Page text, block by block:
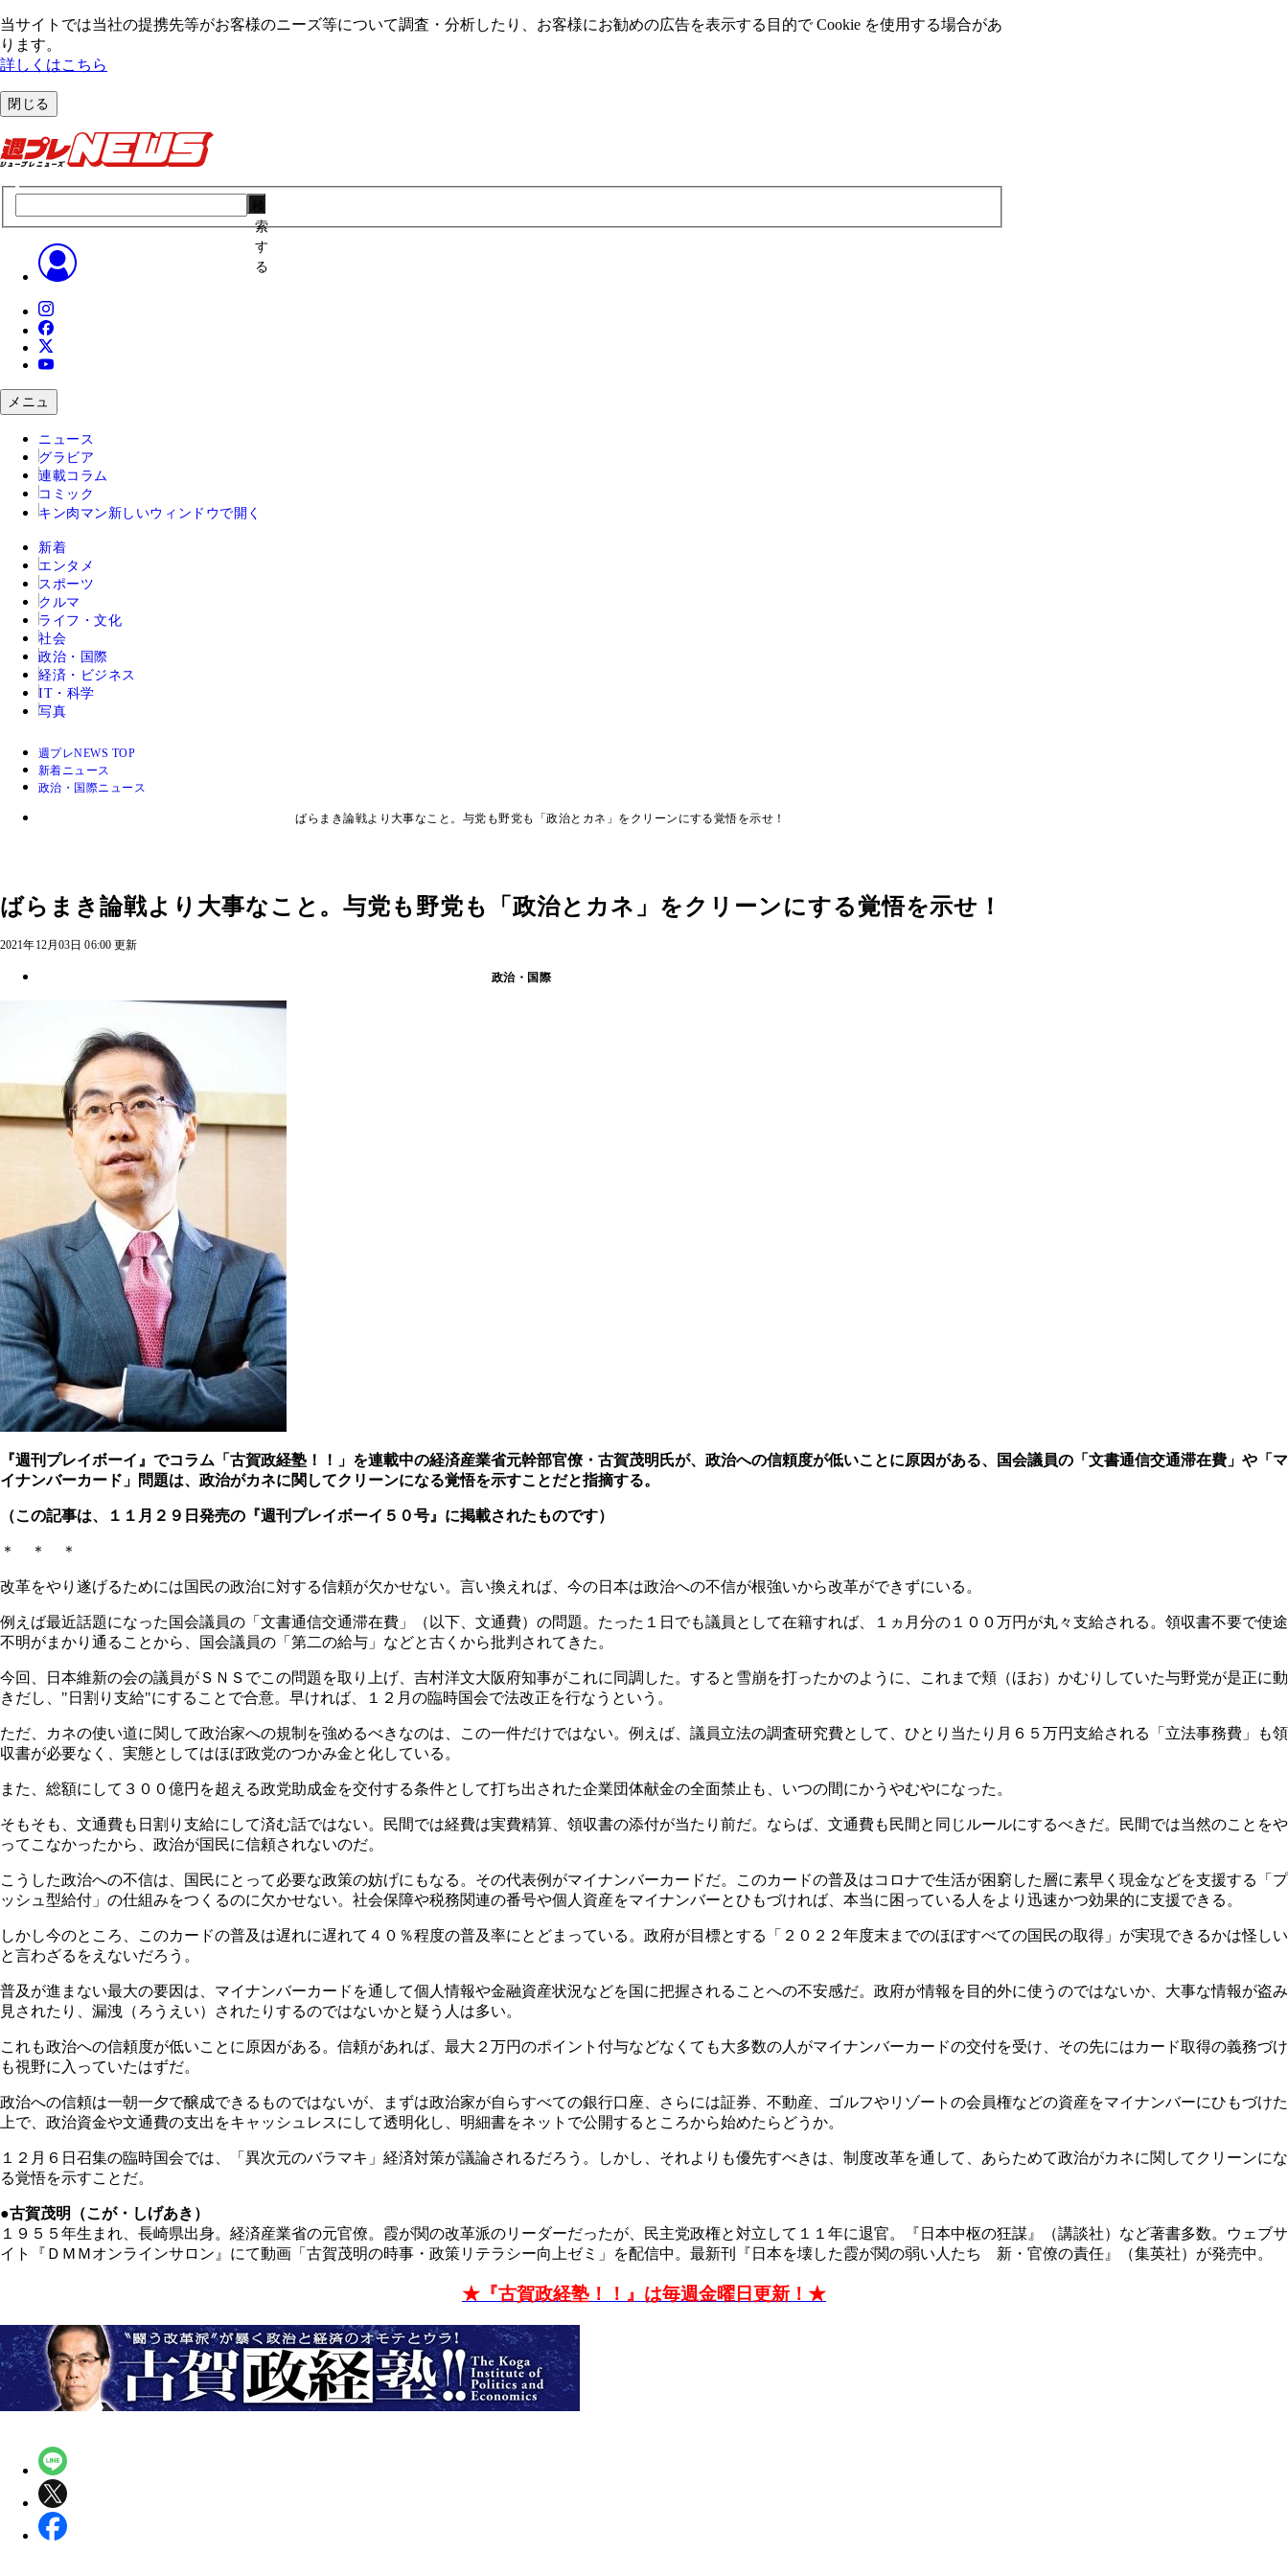
当サイトでは当社の提携先等がお客様のニーズ等について調査・分析したり、お客様にお勧めの広告を表⽰する⽬的で Cookie を使⽤する場合があ
ります。
詳しくはこちら
閉じる
索
す
る
メニュ
ニュース
グラビア
連載コラム
コミック
キン肉マン 新しいウィンドウで開く
新着
エンタメ
スポーツ
クルマ
ライフ・文化
社会
政治・国際
経済・ビジネス
IT・科学
写真
週プレNEWS TOP
新着ニュース
政治・国際ニュース
ばらまき論戦より大事なこと。与党も野党も「政治とカネ」をクリーンにする覚悟を示せ！
ばらまき論戦より大事なこと。与党も野党も「政治とカネ」をクリーンにする覚悟を示せ！
2021年12月03日 06:00 更新
政治・国際
『週刊プレイボーイ』でコラム「古賀政経塾！！」を連載中の経済産業省元幹部官僚・古賀茂明氏が、政治への信頼度が低いことに原因がある、国会議員の「文書通信交通滞在費」や「マ
イナンバーカード」問題は、政治がカネに関してクリーンになる覚悟を示すことだと指摘する。
（この記事は、１１月２９日発売の『週刊プレイボーイ５０号』に掲載されたものです）
＊ ＊ ＊
改革をやり遂げるためには国民の政治に対する信頼が欠かせない。言い換えれば、今の日本は政治への不信が根強いから改革ができずにいる。
例えば最近話題になった国会議員の「文書通信交通滞在費」（以下、文通費）の問題。たった１日でも議員として在籍すれば、１ヵ月分の１００万円が丸々支給される。領収書不要で使途
不明がまかり通ることから、国会議員の「第二の給与」などと古くから批判されてきた。
今回、日本維新の会の議員がＳＮＳでこの問題を取り上げ、吉村洋文大阪府知事がこれに同調した。すると雪崩を打ったかのように、これまで頬（ほお）かむりしていた与野党が是正に動
きだし、"日割り支給"にすることで合意。早ければ、１２月の臨時国会で法改正を行なうという。
ただ、カネの使い道に関して政治家への規制を強めるべきなのは、この一件だけではない。例えば、議員立法の調査研究費として、ひとり当たり月６５万円支給される「立法事務費」も領
収書が必要なく、実態としてはほぼ政党のつかみ金と化している。
また、総額にして３００億円を超える政党助成金を交付する条件として打ち出された企業団体献金の全面禁止も、いつの間にかうやむやになった。
そもそも、文通費も日割り支給にして済む話ではない。民間では経費は実費精算、領収書の添付が当たり前だ。ならば、文通費も民間と同じルールにするべきだ。民間では当然のことをや
ってこなかったから、政治が国民に信頼されないのだ。
こうした政治への不信は、国民にとって必要な政策の妨げにもなる。その代表例がマイナンバーカードだ。このカードの普及はコロナで生活が困窮した層に素早く現金などを支援する「プ
ッシュ型給付」の仕組みをつくるのに欠かせない。社会保障や税務関連の番号や個人資産をマイナンバーとひもづければ、本当に困っている人をより迅速かつ効果的に支援できる。
しかし今のところ、このカードの普及は遅れに遅れて４０％程度の普及率にとどまっている。政府が目標とする「２０２２年度末までのほぼすべての国民の取得」が実現できるかは怪しい
と言わざるをえないだろう。
普及が進まない最大の要因は、マイナンバーカードを通して個人情報や金融資産状況などを国に把握されることへの不安感だ。政府が情報を目的外に使うのではないか、大事な情報が盗み
見されたり、漏洩（ろうえい）されたりするのではないかと疑う人は多い。
これも政治への信頼度が低いことに原因がある。信頼があれば、最大２万円のポイント付与などなくても大多数の人がマイナンバーカードの交付を受け、その先にはカード取得の義務づけ
も視野に入っていたはずだ。
政治への信頼は一朝一夕で醸成できるものではないが、まずは政治家が自らすべての銀行口座、さらには証券、不動産、ゴルフやリゾートの会員権などの資産をマイナンバーにひもづけた
上で、政治資金や文通費の支出をキャッシュレスにして透明化し、明細書をネットで公開するところから始めたらどうか。
１２月６日召集の臨時国会では、「異次元のバラマキ」経済対策が議論されるだろう。しかし、それよりも優先すべきは、制度改革を通して、あらためて政治がカネに関してクリーンにな
る覚悟を示すことだ。
●古賀茂明（こが・しげあき）
１９５５年生まれ、長崎県出身。経済産業省の元官僚。霞が関の改革派のリーダーだったが、民主党政権と対立して１１年に退官。『日本中枢の狂謀』（講談社）など著書多数。ウェブサ
イト『ＤＭＭオンラインサロン』にて動画「古賀茂明の時事・政策リテラシー向上ゼミ」を配信中。最新刊『日本を壊した霞が関の弱い人たち 新・官僚の責任』（集英社）が発売中。
★『古賀政経塾！！』は毎週金曜日更新！★